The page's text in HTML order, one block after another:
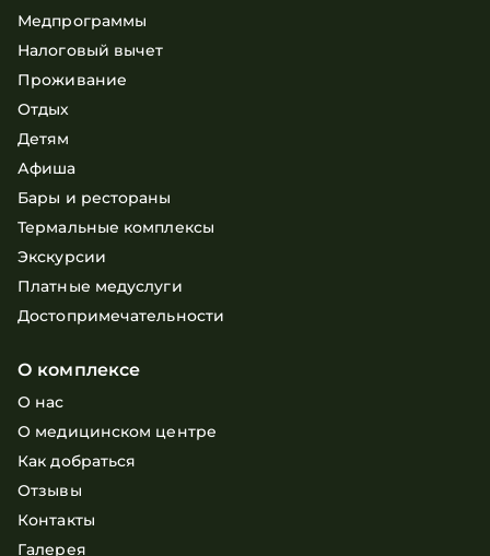
Медпрограммы
Налоговый вычет
Проживание
Отдых
Детям
Афиша
Бары и рестораны
Термальные комплексы
Экскурсии
Платные медуслуги
Достопримечательности
О комплексе
О нас
О медицинском центре
Как добраться
Отзывы
Контакты
Галерея